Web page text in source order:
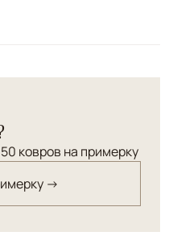
ковров на примерку
→